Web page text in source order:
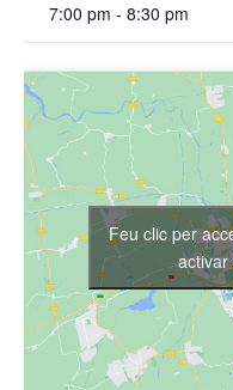
7:00 pm - 8:30 pm
Feu clic per
activar